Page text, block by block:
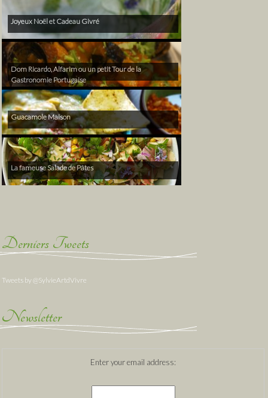
Joyeux Noël et Cadeau Givré
Dom Ricardo, Alfarim ou un petit Tour de la
Gastronomie Portugaise
Guacamole Maison
La fameuse Salade de Pâtes
Derniers Tweets
Tweets by @SylvieArtdVivre
Newsletter
Enter your email address: